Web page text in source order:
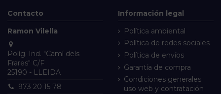
Contacto
Ramon Vilella
Políg. Ind. "Camí dels
Frares" C/F
25190 - LLEIDA
973 20 15 78
Información legal
Política ambiental
Política de redes sociales
Política de envíos
Garantía de compra
Condiciones generales
uso web y contratación